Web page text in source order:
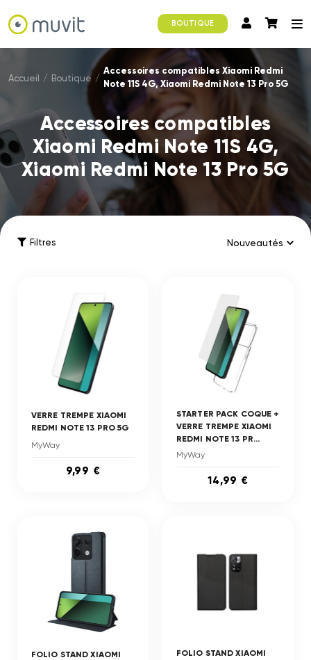
BOUTIQUE
Accueil / Boutique /
Accessoires compatibles Xiaomi Redmi
Note 11S 4G, Xiaomi Redmi Note 13 Pro 5G
Accessoires compatibles
Xiaomi Redmi Note 11S 4G,
Xiaomi Redmi Note 13 Pro 5G
Filtres
VERRE TREMPE XIAOMI
REDMI NOTE 13 PRO 5G
MyWay
9,99 €
STARTER PACK COQUE +
VERRE TREMPE XIAOMI
REDMI NOTE 13 PR...
MyWay
14,99 €
FOLIO STAND XIAOMI
FOLIO STAND XIAOMI